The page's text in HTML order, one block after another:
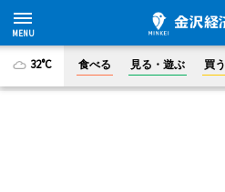
32°C 食べる 見る・遊ぶ 買う